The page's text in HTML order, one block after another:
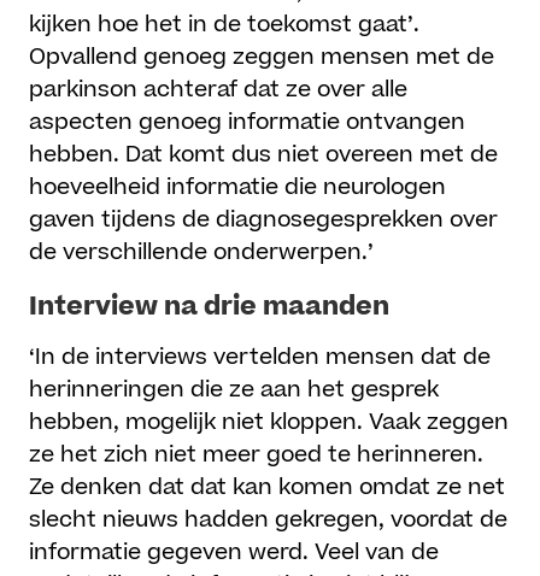
kijken hoe het in de toekomst gaat’.
Opvallend genoeg zeggen mensen met de
parkinson achteraf dat ze over alle
aspecten genoeg informatie ontvangen
hebben. Dat komt dus niet overeen met de
hoeveelheid informatie die neurologen
gaven tijdens de diagnosegesprekken over
de verschillende onderwerpen.’
Interview na drie maanden
‘In de interviews vertelden mensen dat de
herinneringen die ze aan het gesprek
hebben, mogelijk niet kloppen. Vaak zeggen
ze het zich niet meer goed te herinneren.
Ze denken dat dat kan komen omdat ze net
slecht nieuws hadden gekregen, voordat de
informatie gegeven werd. Veel van de